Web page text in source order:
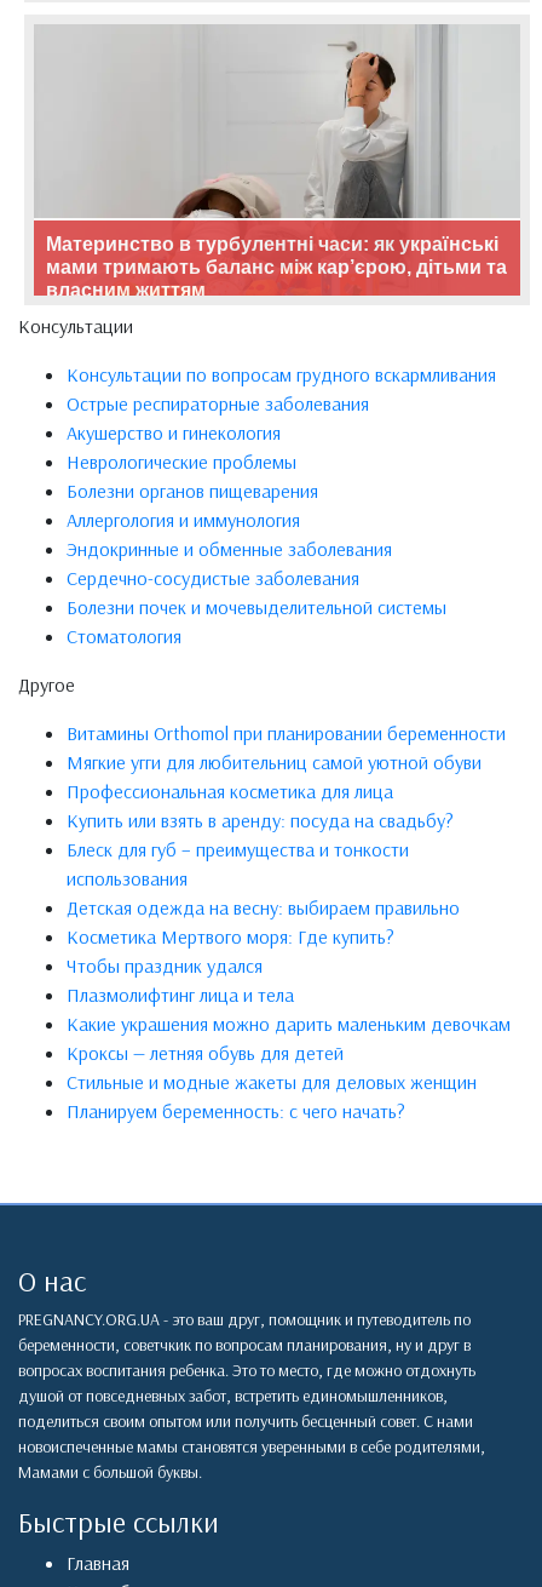
Материнство в турбулентні часи: як українські
мами тримають баланс між кар’єрою, дітьми та
власним життям
Консультации
Консультации по вопросам грудного вскармливания
Острые респираторные заболевания
Акушерство и гинекология
Неврологические проблемы
Болезни органов пищеварения
Аллергология и иммунология
Эндокринные и обменные заболевания
Сердечно-сосудистые заболевания
Болезни почек и мочевыделительной системы
Стоматология
Другое
Витамины Orthomol при планировании беременности
Мягкие угги для любительниц самой уютной обуви
Профессиональная косметика для лица
Купить или взять в аренду: посуда на свадьбу?
Блеск для губ – преимущества и тонкости
использования
Детская одежда на весну: выбираем правильно
Косметика Мертвого моря: Где купить?
Чтобы праздник удался
Плазмолифтинг лица и тела
Какие украшения можно дарить маленьким девочкам
Кроксы — летняя обувь для детей
Стильные и модные жакеты для деловых женщин
Планируем беременность: с чего начать?
О нас
PREGNANCY.ORG.UA - это ваш друг, помощник и путеводитель по
беременности, советчкик по вопросам планирования, ну и друг в
вопросах воспитания ребенка. Это то место, где можно отдохнуть
душой от повседневных забот, встретить единомышленников,
поделиться своим опытом или получить бесценный совет. С нами
новоиспеченные мамы становятся уверенными в себе родителями,
Мамами с большой буквы.
Быстрые ссылки
Главная